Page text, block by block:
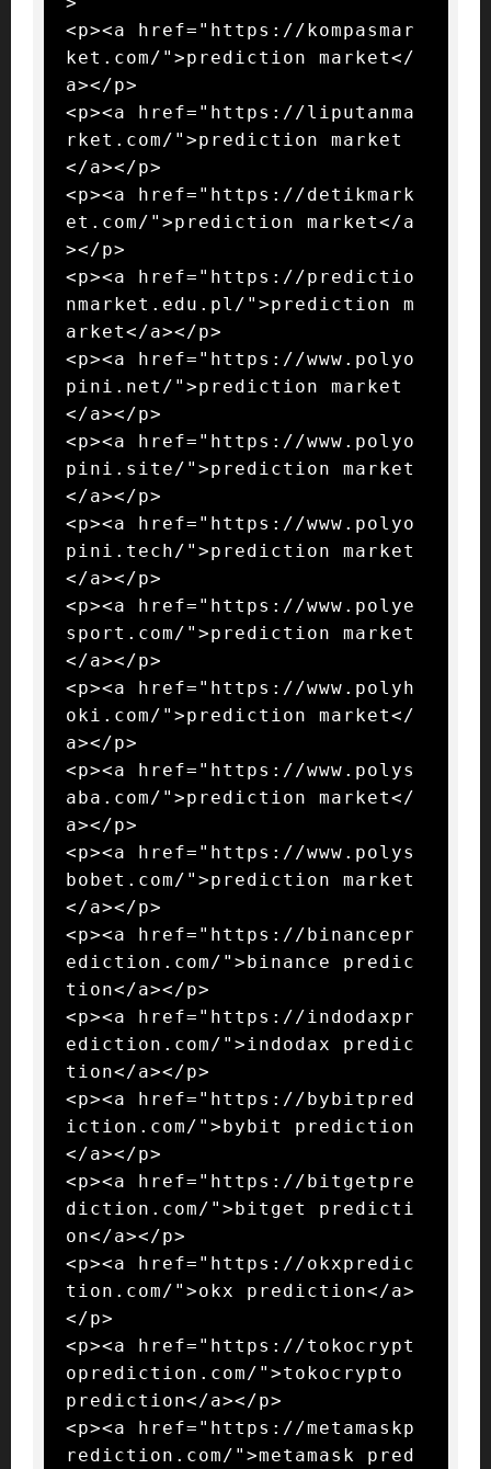
<p><a href="https://kompasmar
ket.com/">prediction market</
a></p>
<p><a href="https://liputanma
rket.com/">prediction market
</a></p>
<p><a href="https://detikmark
et.com/">prediction market</a
></p>
<p><a href="https://predictio
nmarket.edu.pl/">prediction m
arket</a></p>
<p><a href="https://www.polyo
pini.net/">prediction market
</a></p>
<p><a href="https://www.polyo
pini.site/">prediction market
</a></p>
<p><a href="https://www.polyo
pini.tech/">prediction market
</a></p>
<p><a href="https://www.polye
sport.com/">prediction market
</a></p>
<p><a href="https://www.polyh
oki.com/">prediction market</
a></p>
<p><a href="https://www.polys
aba.com/">prediction market</
a></p>
<p><a href="https://www.polys
bobet.com/">prediction market
</a></p>
<p><a href="https://binancepr
ediction.com/">binance predic
tion</a></p>
<p><a href="https://indodaxpr
ediction.com/">indodax predic
tion</a></p>
<p><a href="https://bybitpred
iction.com/">bybit prediction
</a></p>
<p><a href="https://bitgetpre
diction.com/">bitget predicti
on</a></p>
<p><a href="https://okxpredic
tion.com/">okx prediction</a>
</p>
<p><a href="https://tokocrypt
oprediction.com/">tokocrypto
prediction</a></p>
<p><a href="https://metamaskp
rediction.com/">metamask pred